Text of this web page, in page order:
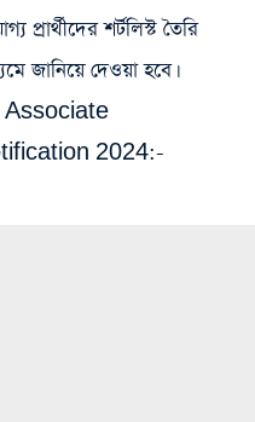
প্রার্থীদের শর্টলিস্ট তৈরি
জানিয়ে দেওয়া হবে।
2024:-